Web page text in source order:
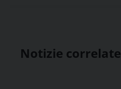
Notizie correlate